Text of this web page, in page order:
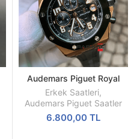
DEVAMINI
OKU
Audemars Piguet Royal
Oak Rose Kasa Siyah
Kadran Replika Erkek Saati
Erkek Saatleri,
Audemars Piguet Saatler
6.800,00TL